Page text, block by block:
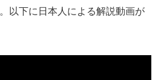
以下に日本人による解説動画が